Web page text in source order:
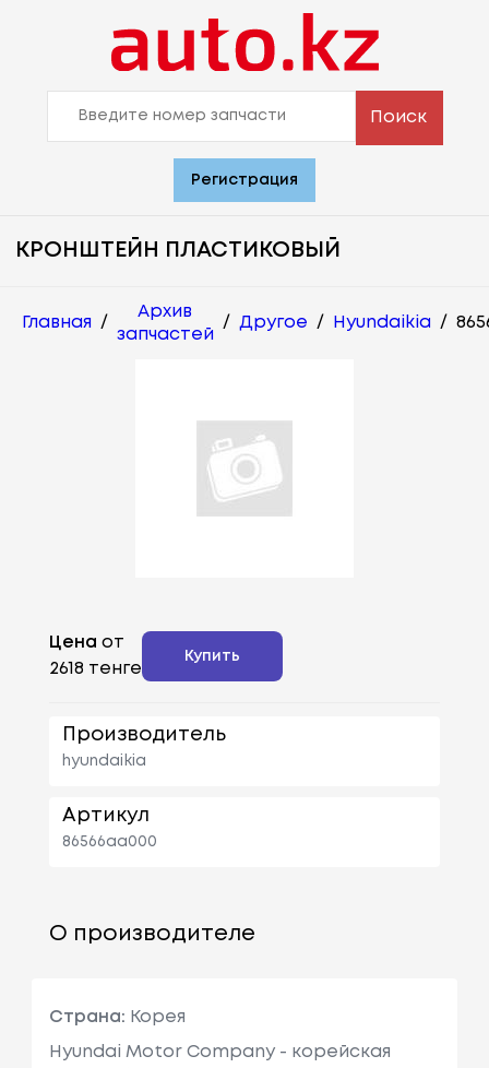
Поиск
Регистрация
КРОНШТЕЙН ПЛАСТИКОВЫЙ
Главная /
Архив
запчастей
/ Другое / Hyundaikia /
Цена от
2618 тенге
Купить
Производитель
hyundaikia
Артикул
86566aa000
О производителе
Страна: Корея
Hyundai Motor Company - корейская